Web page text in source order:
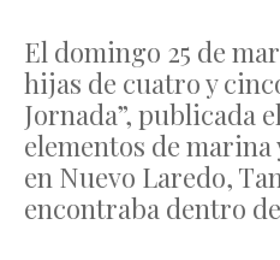
El domingo 25 de
hijas de cuatro y
Jornada”, publicada
elementos de
en Nuevo Laredo,
encontraba dentro